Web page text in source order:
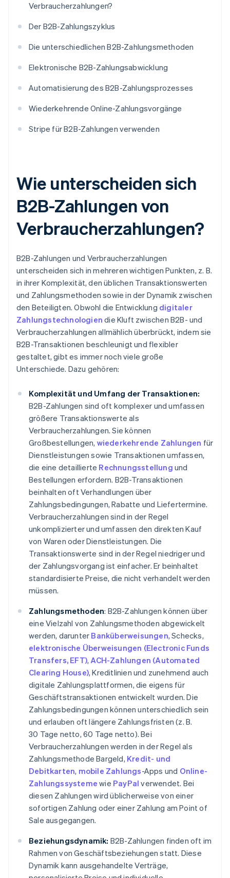
Verbraucherzahlungen?
Der B2B-Zahlungszyklus
Die unterschiedlichen B2B-Zahlungsmethoden
Elektronische B2B-Zahlungsabwicklung
Automatisierung des B2B-Zahlungsprozesses
Wiederkehrende Online-Zahlungsvorgänge
Stripe für B2B-Zahlungen verwenden
Wie unterscheiden sich
B2B-Zahlungen von
Verbraucherzahlungen?
B2B-Zahlungen und Verbraucherzahlungen
unterscheiden sich in mehreren wichtigen Punkten, z. B.
in ihrer Komplexität, den üblichen Transaktionswerten
und Zahlungsmethoden sowie in der Dynamik zwischen
den Beteiligten. Obwohl die Entwicklung digitaler
Zahlungstechnologien die Kluft zwischen B2B- und
Verbraucherzahlungen allmählich überbrückt, indem sie
B2B-Transaktionen beschleunigt und flexibler
gestaltet, gibt es immer noch viele große
Unterschiede. Dazu gehören:
Komplexität und Umfang der Transaktionen:
B2B-Zahlungen sind oft komplexer und umfassen
größere Transaktionswerte als
Verbraucherzahlungen. Sie können
Großbestellungen, wiederkehrende Zahlungen für
Dienstleistungen sowie Transaktionen umfassen,
die eine detaillierte Rechnungsstellung und
Bestellungen erfordern. B2B-Transaktionen
beinhalten oft Verhandlungen über
Zahlungsbedingungen, Rabatte und Liefertermine.
Verbraucherzahlungen sind in der Regel
unkomplizierter und umfassen den direkten Kauf
von Waren oder Dienstleistungen. Die
Transaktionswerte sind in der Regel niedriger und
der Zahlungsvorgang ist einfacher. Er beinhaltet
standardisierte Preise, die nicht verhandelt werden
müssen.
Zahlungsmethoden: B2B-Zahlungen können über
eine Vielzahl von Zahlungsmethoden abgewickelt
werden, darunter Banküberweisungen, Schecks,
elektronische Überweisungen (Electronic Funds
Transfers, EFT),ACH-Zahlungen (Automated
Clearing House), Kreditlinien und zunehmend auch
digitale Zahlungsplattformen, die eigens für
Geschäftstransaktionen entwickelt wurden. Die
Zahlungsbedingungen können unterschiedlich sein
und erlauben oft längere Zahlungsfristen (z. B.
30 Tage netto, 60 Tage netto). Bei
Verbraucherzahlungen werden in der Regel als
Zahlungsmethode Bargeld, Kredit- und
Debitkarten, mobile Zahlungs-Apps und Online-
Zahlungssysteme wie PayPal verwendet. Bei
diesen Zahlungen wird üblicherweise von einer
sofortigen Zahlung oder einer Zahlung am Point of
Sale ausgegangen.
Beziehungsdynamik: B2B-Zahlungen finden oft im
Rahmen von Geschäftsbeziehungen statt. Diese
Dynamik kann ausgehandelte Verträge,